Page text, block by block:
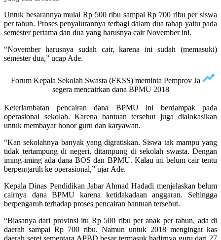
Untuk besarannya mulai Rp 500 ribu sampai Rp 700 ribu per siswa
per tahun. Proses penyalurannya terbagi dalam dua tahap yaitu pada
semester pertama dan dua yang harusnya cair November ini.
“November harusnya sudah cair, karena ini sudah (memasuki)
semester dua,” ucap Ade.
Forum Kepala Sekolah Swasta (FKSS) meminta Pemprov Jabar
segera mencairkan dana BPMU 2018
Keterlambatan pencairan dana BPMU ini berdampak pada
operasional sekolah. Karena bantuan tersebut juga dialokasikan
untuk membayar honor guru dan karyawan.
“Kan sekolahnya banyak yang digratiskan. Siswa tak mampu yang
tidak tertampung di negeri, ditampung di sekolah swasta. Dengan
iming-iming ada dana BOS dan BPMU. Kalau ini belum cair tentu
berpengaruh ke operasional,” ujar Ade.
Kepala Dinas Pendidikan Jabar Ahmad Hadadi menjelaskan belum
cairnya dana BPMU karena ketidakadaan anggaran. Sehingga
berpengaruh terhadap proses pencairan bantuan tersebut.
“Biasanya dari provinsi itu Rp 500 ribu per anak per tahun, ada di
daerah sampai Rp 700 ribu. Namun untuk 2018 mengingat kas